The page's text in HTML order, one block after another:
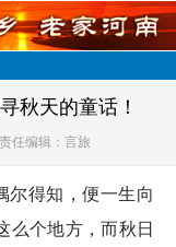
秋天的童话！
责任编辑：言旅
尔得知，便一生向
么个地方，而秋日